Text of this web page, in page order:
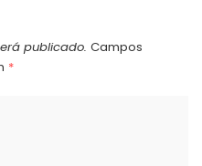
publicado. Campos
*